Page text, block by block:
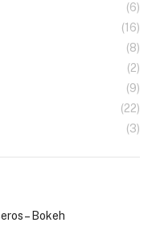
(6)
(16)
(8)
(2)
(9)
(22)
(3)
– Bokeh